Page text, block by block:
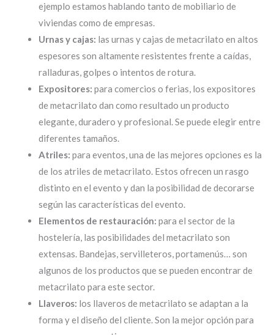
ejemplo estamos hablando tanto de mobiliario de
viviendas como de empresas.
Urnas y cajas: las urnas y cajas de metacrilato en altos
espesores son altamente resistentes frente a caídas,
ralladuras, golpes o intentos de rotura.
Expositores: para comercios o ferias, los expositores
de metacrilato dan como resultado un producto
elegante, duradero y profesional. Se puede elegir entre
diferentes tamaños.
Atriles: para eventos, una de las mejores opciones es la
de los atriles de metacrilato. Estos ofrecen un rasgo
distinto en el evento y dan la posibilidad de decorarse
según las características del evento.
Elementos de restauración: para el sector de la
hostelería, las posibilidades del metacrilato son
extensas. Bandejas, servilleteros, portamenús… son
algunos de los productos que se pueden encontrar de
metacrilato para este sector.
Llaveros: los llaveros de metacrilato se adaptan a la
forma y el diseño del cliente. Son la mejor opción para